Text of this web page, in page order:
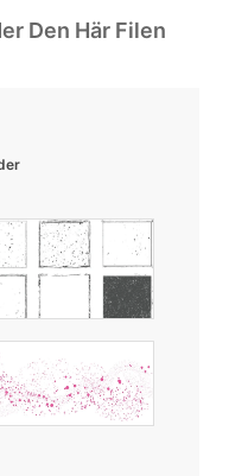
Den Här Filen